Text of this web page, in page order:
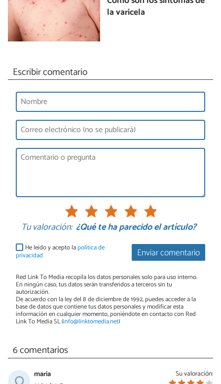
la varicela
Escribir comentario
Tu valoración: ¿Qué te ha parecido el artículo?
Enviar comentario
He leído y acepto lapolítica de
privacidad
Red Link To Media recopila los datos personales solo para uso interno.
En ningún caso, tus datos serán transferidos a terceros sin tu
autorización.
De acuerdo con la ley del 8 de diciembre de 1992, puedes acceder a la
base de datos que contiene tus datos personales y modificar esta
información en cualquier momento, poniéndote en contacto con Red
Link To Media SL (info@linktomedia.net)
6 comentarios
Su valoración:
maria